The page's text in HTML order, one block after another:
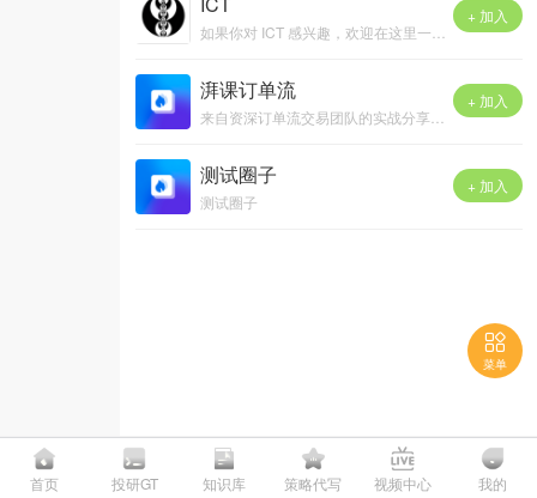
+ 加入
+ 加入
湃课订单流
+ 加入
测试圈子
测试圈子

菜单
首页 投研GT 知识库 策略代写

视频中心 我的